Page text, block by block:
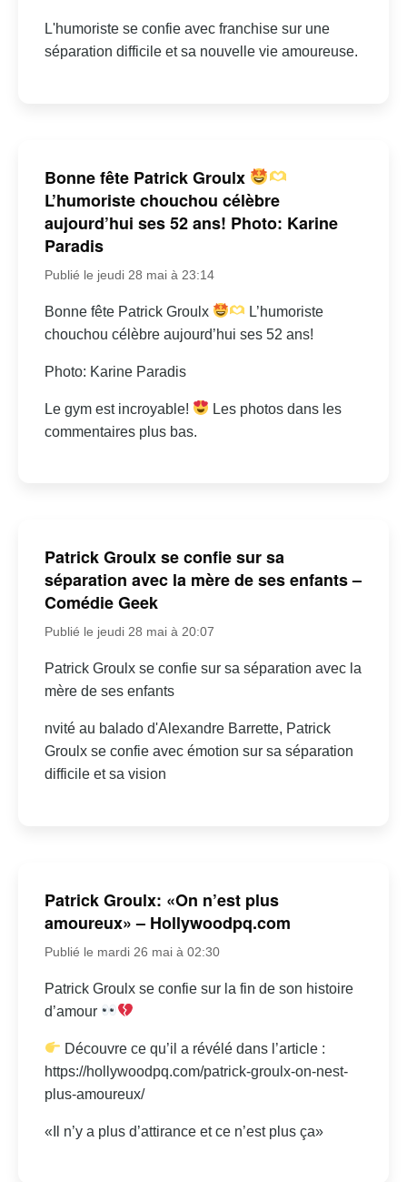
L'humoriste se confie avec franchise sur une
séparation difficile et sa nouvelle vie amoureuse.
Bonne fête Patrick Groulx
L’humoriste chouchou célèbre
aujourd’hui ses 52 ans! Photo: Karine
Paradis
Publié le jeudi 28 mai à 23:14
Bonne fête Patrick Groulx
L’humoriste
chouchou célèbre aujourd’hui ses 52 ans!
Photo: Karine Paradis
Le gym est incroyable!
Les photos dans les
commentaires plus bas.
Patrick Groulx se confie sur sa
séparation avec la mère de ses enfants –
Comédie Geek
Publié le jeudi 28 mai à 20:07
Patrick Groulx se confie sur sa séparation avec la
mère de ses enfants
nvité au balado d'Alexandre Barrette, Patrick
Groulx se confie avec émotion sur sa séparation
difficile et sa vision
Patrick Groulx: «On n’est plus
amoureux» – Hollywoodpq.com
Publié le mardi 26 mai à 02:30
Patrick Groulx se confie sur la fin de son histoire
d’amour
Découvre ce qu’il a révélé dans l’article :
https://hollywoodpq.com/patrick-groulx-on-nest-
plus-amoureux/
«Il n’y a plus d’attirance et ce n’est plus ça»